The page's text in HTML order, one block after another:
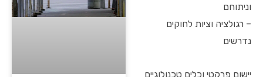
וניתוחם
– רגולציה וציות לחוקים
נדרשים
יישום פרקטי וכלים טכנולוגיים